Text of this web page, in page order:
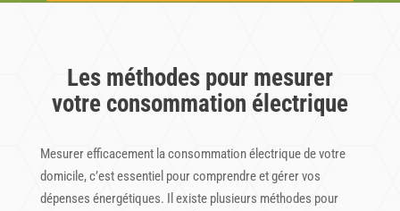
Les méthodes pour mesurer
votre consommation électrique
Mesurer efficacement la consommation électrique de votre
domicile, c’est essentiel pour comprendre et gérer vos
dépenses énergétiques. Il existe plusieurs méthodes pour